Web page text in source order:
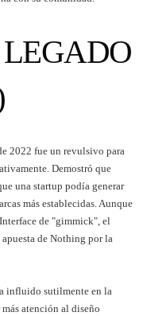
2022 fue un revulsivo para
Demostró que
una startup podía generar
más establecidas. Aunque
de "gimmick", el
de Nothing por la
influido sutilmente en la
atención al diseño